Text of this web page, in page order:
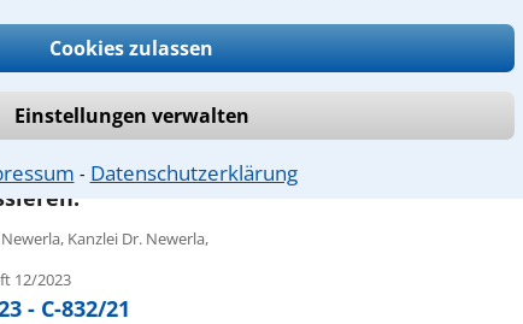
Cookies zulassen
Einstellungen verwalten
⁃ Datenschutzerklärung
kostenloses Test-Abo
informiert!
Kanzlei Dr. Newerla,
12/2023
- C-832/21